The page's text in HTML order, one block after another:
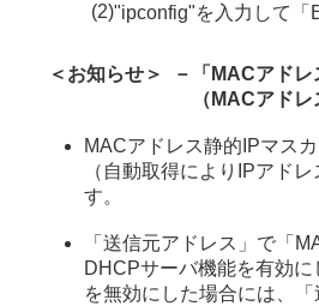
(2)"ipconfig"を入力して「
＜お知らせ＞ －
「MACアド
（MACアド
MACアドレス静的IPマス
（自動取得によりIPアド
す。
「送信元アドレス」で「
DHCPサーバ機能を有効
を無効にした場合には、